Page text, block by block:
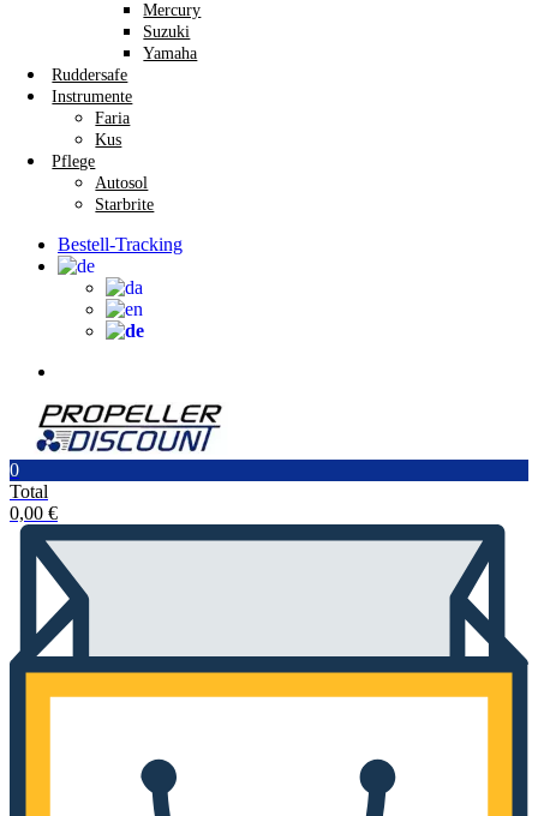
Mercury
Suzuki
Yamaha
Ruddersafe
Instrumente
Faria
Kus
Pflege
Autosol
Starbrite
Bestell-Tracking
0
Total
0,00 €